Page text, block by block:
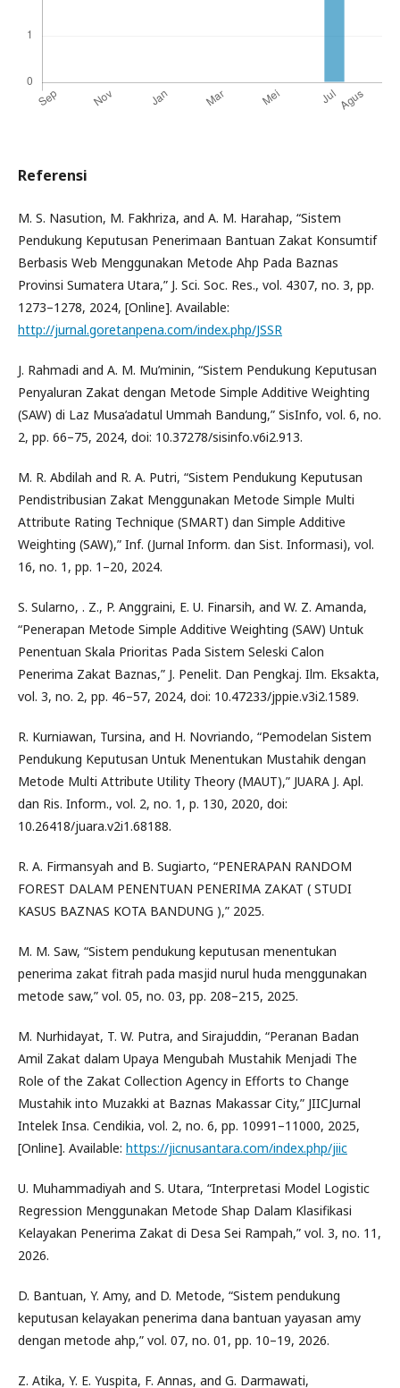
Referensi
M. S. Nasution, M. Fakhriza, and A. M. Harahap, “Sistem
Pendukung Keputusan Penerimaan Bantuan Zakat Konsumtif
Berbasis Web Menggunakan Metode Ahp Pada Baznas
Provinsi Sumatera Utara,” J. Sci. Soc. Res., vol. 4307, no. 3, pp.
1273–1278, 2024, [Online]. Available:
http://jurnal.goretanpena.com/index.php/JSSR
J. Rahmadi and A. M. Mu’minin, “Sistem Pendukung Keputusan
Penyaluran Zakat dengan Metode Simple Additive Weighting
(SAW) di Laz Musa’adatul Ummah Bandung,” SisInfo, vol. 6, no.
2, pp. 66–75, 2024, doi: 10.37278/sisinfo.v6i2.913.
M. R. Abdilah and R. A. Putri, “Sistem Pendukung Keputusan
Pendistribusian Zakat Menggunakan Metode Simple Multi
Attribute Rating Technique (SMART) dan Simple Additive
Weighting (SAW),” Inf. (Jurnal Inform. dan Sist. Informasi), vol.
16, no. 1, pp. 1–20, 2024.
S. Sularno, . Z., P. Anggraini, E. U. Finarsih, and W. Z. Amanda,
“Penerapan Metode Simple Additive Weighting (SAW) Untuk
Penentuan Skala Prioritas Pada Sistem Seleski Calon
Penerima Zakat Baznas,” J. Penelit. Dan Pengkaj. Ilm. Eksakta,
vol. 3, no. 2, pp. 46–57, 2024, doi: 10.47233/jppie.v3i2.1589.
R. Kurniawan, Tursina, and H. Novriando, “Pemodelan Sistem
Pendukung Keputusan Untuk Menentukan Mustahik dengan
Metode Multi Attribute Utility Theory (MAUT),” JUARA J. Apl.
dan Ris. Inform., vol. 2, no. 1, p. 130, 2020, doi:
10.26418/juara.v2i1.68188.
R. A. Firmansyah and B. Sugiarto, “PENERAPAN RANDOM
FOREST DALAM PENENTUAN PENERIMA ZAKAT ( STUDI
KASUS BAZNAS KOTA BANDUNG ),” 2025.
M. M. Saw, “Sistem pendukung keputusan menentukan
penerima zakat fitrah pada masjid nurul huda menggunakan
metode saw,” vol. 05, no. 03, pp. 208–215, 2025.
M. Nurhidayat, T. W. Putra, and Sirajuddin, “Peranan Badan
Amil Zakat dalam Upaya Mengubah Mustahik Menjadi The
Role of the Zakat Collection Agency in Efforts to Change
Mustahik into Muzakki at Baznas Makassar City,” JIICJurnal
Intelek Insa. Cendikia, vol. 2, no. 6, pp. 10991–11000, 2025,
[Online]. Available: https://jicnusantara.com/index.php/jiic
U. Muhammadiyah and S. Utara, “Interpretasi Model Logistic
Regression Menggunakan Metode Shap Dalam Klasifikasi
Kelayakan Penerima Zakat di Desa Sei Rampah,” vol. 3, no. 11,
2026.
D. Bantuan, Y. Amy, and D. Metode, “Sistem pendukung
keputusan kelayakan penerima dana bantuan yayasan amy
dengan metode ahp,” vol. 07, no. 01, pp. 10–19, 2026.
Z. Atika, Y. E. Yuspita, F. Annas, and G. Darmawati,